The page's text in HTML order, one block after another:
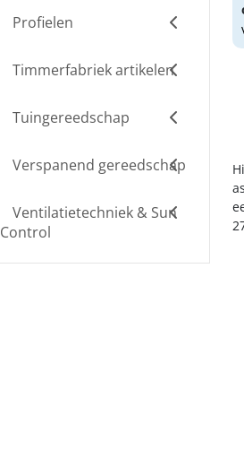
Profielen
Timmerfabriek artikelen
Tuingereedschap
Verspanend gereedschap
Ventilatietechniek & Sun
Control